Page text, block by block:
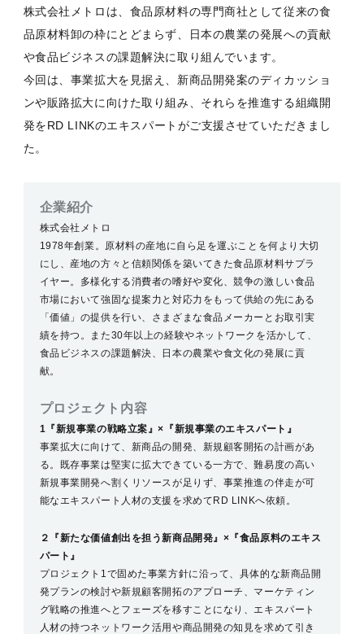
株式会社メトロは、食品原材料の専門商社として従来の食
品原材料卸の枠にとどまらず、日本の農業の発展への貢献
や食品ビジネスの課題解決に取り組んでいます。
今回は、事業拡大を見据え、新商品開発案のディカッショ
ンや販路拡大に向けた取り組み、それらを推進する組織開
発をRD LINKのエキスパートがご支援させていただきまし
た。
企業紹介
株式会社メトロ
1978年創業。原材料の産地に自ら足を運ぶことを何より大切
にし、産地の方々と信頼関係を築いてきた食品原材料サプラ
イヤー。多様化する消費者の嗜好や変化、競争の激しい食品
市場において強固な提案力と対応力をもって供給の先にある
「価値」の提供を行い、さまざまな食品メーカーとお取引実
績を持つ。また30年以上の経験やネットワークを活かして、
食品ビジネスの課題解決、日本の農業や食文化の発展に貢
献。
プロジェクト内容
1『新規事業の戦略立案』×『新規事業のエキスパート』
事業拡大に向けて、新商品の開発、新規顧客開拓の計画があ
る。既存事業は堅実に拡大できている一方で、難易度の高い
新規事業開発へ割くリソースが足りず、事業推進の伴走が可
能なエキスパート人材の支援を求めてRD LINKへ依頼。
２『新たな価値創出を担う新商品開発』×『食品原料のエキス
パート』
プロジェクト1で固めた事業方針に沿って、具体的な新商品開
発プランの検討や新規顧客開拓のアプローチ、マーケティン
グ戦略の推進へとフェーズを移すことになり、エキスパート
人材の持つネットワーク活用や商品開発の知見を求めて引き